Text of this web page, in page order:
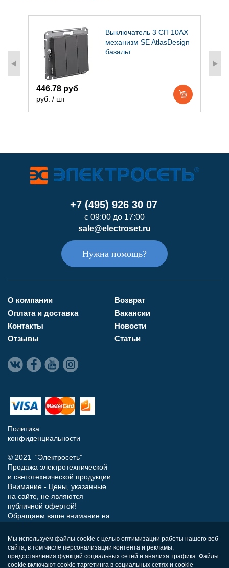
Выключатель 3 СП 10АХ
механизм SE AtlasDesign
базальт
446.78 руб
руб. / шт
+7 (495) 926 30 07
с 09:00 до 17:00
sale@electroset.ru
Нужна помощь?
О компании
Оплата и доставка
Контакты
Отзывы
Возврат
Вакансии
Новости
Статьи
Политика
конфиденциальности
© 2021 “Электросеть”
Продажа электротехнической
и светотехнической продукции
Внимание - Цены, указанные
на сайте, не являются
публичной офертой!
Обращаем ваше внимание на
носит исключительно
информационный характер и
ни при каких условиях не
является публичной офертой,
Мы используем файлы cookie с целью оптимизации работы нашего веб-
сайта, в том числе персонализации контента и рекламы,
предоставления функций социальных сетей и анализа трафика. Файлы
cookie включают cookie таргетинга в социальных сетях и cookie